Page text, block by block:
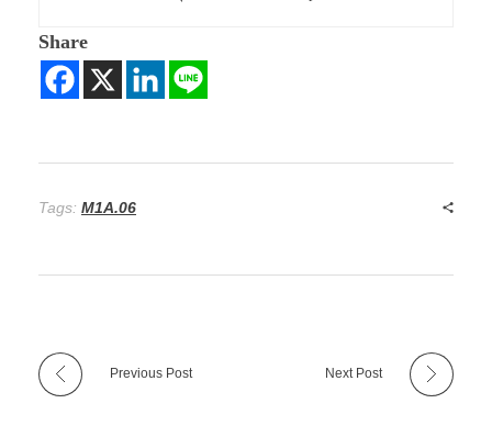
Share
Tags: M1A.06
Previous Post Next Post